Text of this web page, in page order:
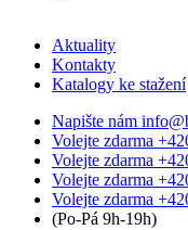
Aktuality
Kontakty
Katalogy ke stažení
Napište nám
Volejte zdarma
Volejte zdarma
Volejte zdarma
Volejte zdarma
(Po-Pá 9h-19h)